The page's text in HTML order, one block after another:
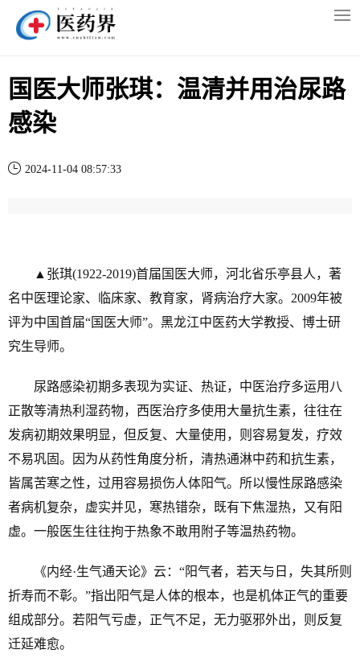
国医大师张琪：温清并用治尿路
感染
2024-11-04 08:57:33
▲张琪(1922-2019)首届国医大师，河北省乐亭县人，著
名中医理论家、临床家、教育家，肾病治疗大家。2009年被
评为中国首届“国医大师”。黑龙江中医药大学教授、博士研
究生导师。
尿路感染初期多表现为实证、热证，中医治疗多运用八
正散等清热利湿药物，西医治疗多使用大量抗生素，往往在
发病初期效果明显，但反复、大量使用，则容易复发，疗效
不易巩固。因为从药性角度分析，清热通淋中药和抗生素，
皆属苦寒之性，过用容易损伤人体阳气。所以慢性尿路感染
者病机复杂，虚实并见，寒热错杂，既有下焦湿热，又有阳
虚。一般医生往往拘于热象不敢用附子等温热药物。
《内经·生气通天论》云：“阳气者，若天与日，失其所则
折寿而不彰。”指出阳气是人体的根本，也是机体正气的重要
组成部分。若阳气亏虚，正气不足，无力驱邪外出，则反复
迁延难愈。